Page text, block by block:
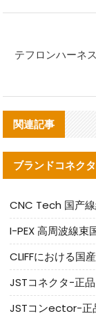
テフロンハーネ
関連記事
ブランドコネクタ
I-PEX 高周波線束
CLIFFにおける国